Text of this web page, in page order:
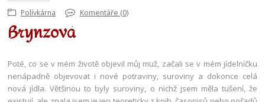
Polívkárna Komentáře (0)
Brynzová
Poté, co se v mém životě objevil můj muž, začali se v mém jídelníčku
nenápadně objevovat i nové potraviny, suroviny a dokonce celá
nová jídla. Většinou to byly suroviny, o nichž jsem měla tušení, že